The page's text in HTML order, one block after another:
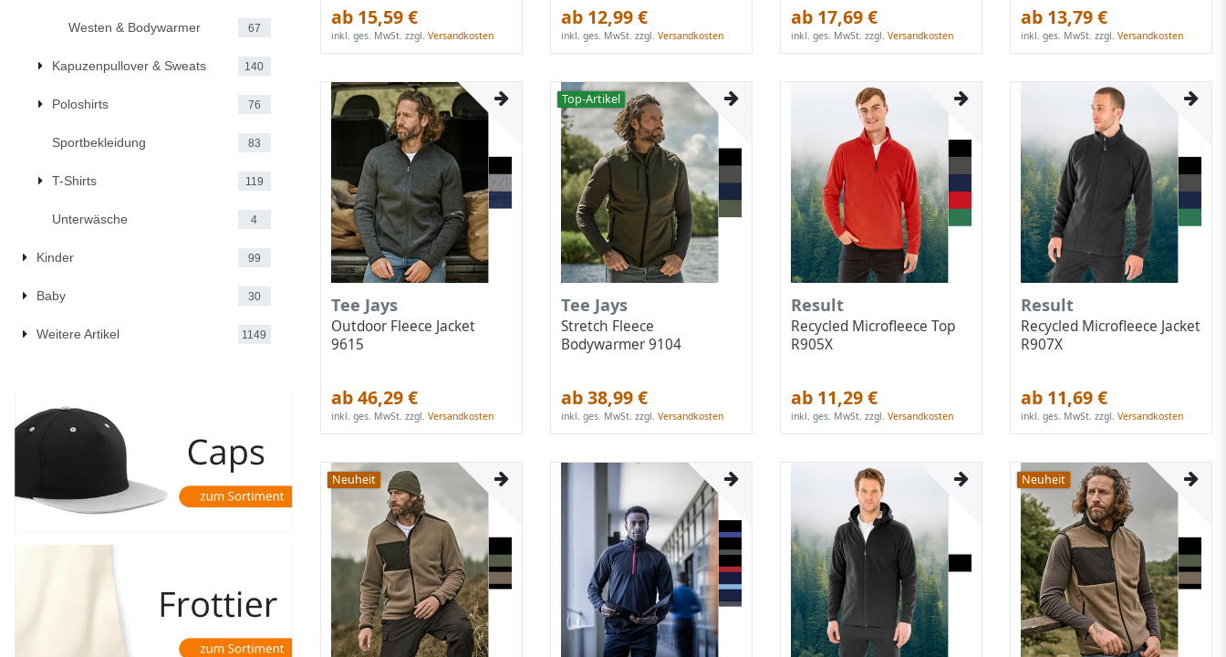
Westen & Bodywarmer 67
Kapuzenpullover & Sweats 140
Poloshirts 76
Sportbekleidung 83
T-Shirts 119
Unterwäsche 4
Kinder 99
Baby 30
Weitere Artikel 1149
ab 15,59 €
inkl. ges. MwSt. zzgl.Versandkosten
ab 12,99 €
inkl. ges. MwSt. zzgl.Versandkosten
ab 17,69 €
inkl. ges. MwSt. zzgl.Versandkosten
ab 13,79 €
inkl. ges. MwSt. zzgl.Versandkosten
Tee Jays
Outdoor Fleece Jacket
9615
ab 46,29 €
inkl. ges. MwSt. zzgl.Versandkosten
Top-Artikel
Tee Jays
Stretch Fleece
Bodywarmer 9104
ab 38,99 €
inkl. ges. MwSt. zzgl.Versandkosten
Result
Recycled Microfleece Top
R905X
ab 11,29 €
inkl. ges. MwSt. zzgl.Versandkosten
Result
Recycled Microfleece Jacket
R907X
ab 11,69 €
inkl. ges. MwSt. zzgl.Versandkosten
Neuheit Neuheit